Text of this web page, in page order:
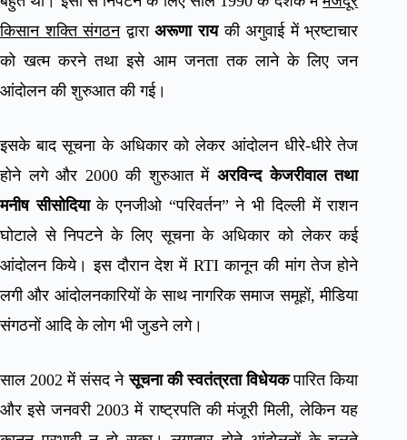
किसान शक्ति संगठनद्वाराअरूणा रायकी अगुवाई में भ्रष्टाचार
को खत्म करने तथा इसे आम जनता तक लाने के लिए जन
आंदोलन की शुरुआत की गई।
इसके बाद सूचना के अधिकार को लेकर आंदोलन धीरे-धीरे तेज
होने लगे और 2000 की शुरुआत मेंअरविन्द केजरीवाल तथा
मनीष सीसोदियाके एनजीओ “परिवर्तन” ने भी दिल्ली में राशन
घोटाले से निपटने के लिए सूचना के अधिकार को लेकर कई
आंदोलन किये। इस दौरान देश में RTI कानून की मांग तेज होने
लगी और आंदोलनकारियों के साथ नागरिक समाज समूहों, मीडिया
संगठनों आदि के लोग भी जुडने लगे।
साल 2002 में संसद नेसूचना की स्वतंत्रता विधेयकपारित किया
और इसे जनवरी 2003 में राष्ट्रपति की मंजूरी मिली, लेकिन यह